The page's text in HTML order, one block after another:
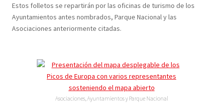
Estos folletos se repartirán por las oficinas de turismo de los
Ayuntamientos antes nombrados, Parque Nacional y las
Asociaciones anteriormente citadas.
Asociaciones, Ayuntamientos y Parque Nacional